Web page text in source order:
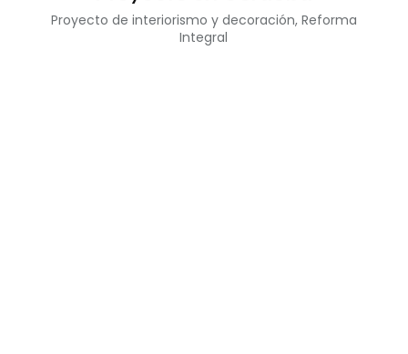
Proyecto de interiorismo y decoración, Reforma
Integral